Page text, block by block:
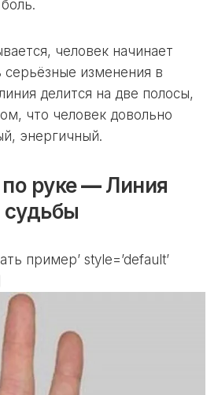
человек начинает
изменения в
делится на две полосы,
что человек довольно
энергичный.
руке—Линия
судьбы
пример’ style=’default’